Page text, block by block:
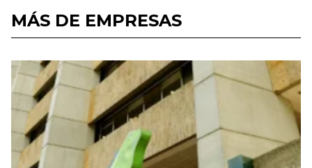
MÁS DE EMPRESAS